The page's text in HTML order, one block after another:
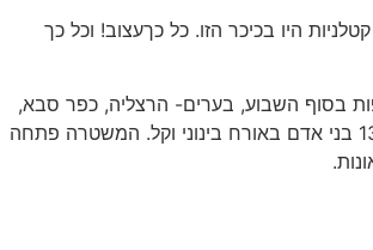
היו בכיכר הזו. כל כךעצוב! וכל כך
בסוף השבוע, בערים- הרצליה, כפר סבא,
ופתח תקווה, נפצעו 13 בני אדם באורח בינוני וקל. המשטרה פתחה